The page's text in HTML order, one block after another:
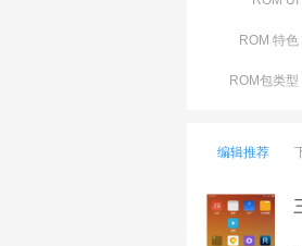
ROM 特色
ROM包类型
编辑推荐